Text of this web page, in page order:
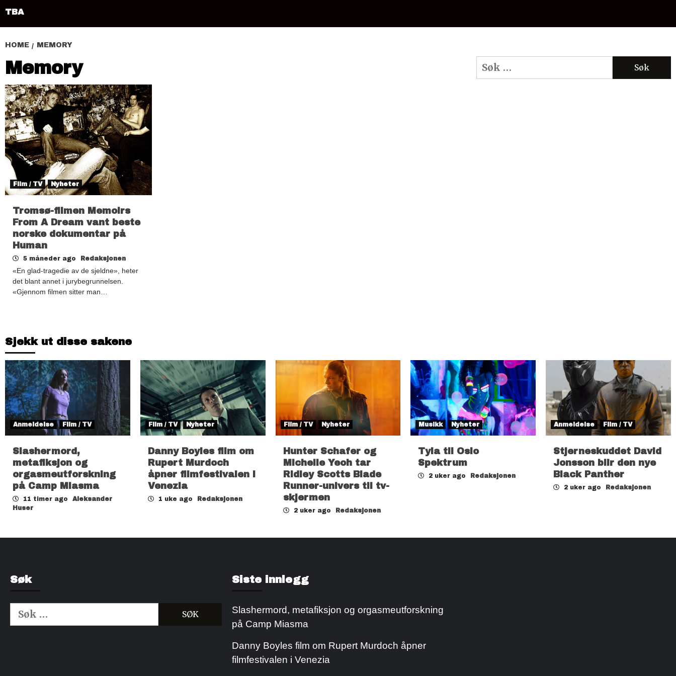
TBA
HOME MEMORY
Memory
Film / TV Nyheter
Tromsø-filmen Memoirs
From A Dream vant beste
norske dokumentar på
Human
5 måneder ago Redaksjonen
«En glad-tragedie av de sjeldne», heter
det blant annet i jurybegrunnelsen.
«Gjennom filmen sitter man…
Søk
etter:
Sjekk ut disse sakene
Anmeldelse Film / TV
Slashermord,
metafiksjon og
orgasmeutforskning
på Camp Miasma
11 timer ago
Aleksander
Huser
Film / TV Nyheter
Danny Boyles film om
Rupert Murdoch
åpner filmfestivalen i
Venezia
1 uke ago Redaksjonen
Film / TV Nyheter
Hunter Schafer og
Michelle Yeoh tar
Ridley Scotts Blade
Runner-univers til tv-
skjermen
2 uker ago Redaksjonen
Musikk Nyheter
Tyla til Oslo
Spektrum
2 uker ago Redaksjonen
Anmeldelse Film / TV
Stjerneskuddet David
Jonsson blir den nye
Black Panther
2 uker ago Redaksjonen
Søk
Søk
etter:
Siste innlegg
Slashermord, metafiksjon og orgasmeutforskning
på Camp Miasma
Danny Boyles film om Rupert Murdoch åpner
filmfestivalen i Venezia